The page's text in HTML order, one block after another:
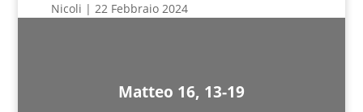
Nicoli | 22 Febbraio 2024
Matteo 16, 13-19